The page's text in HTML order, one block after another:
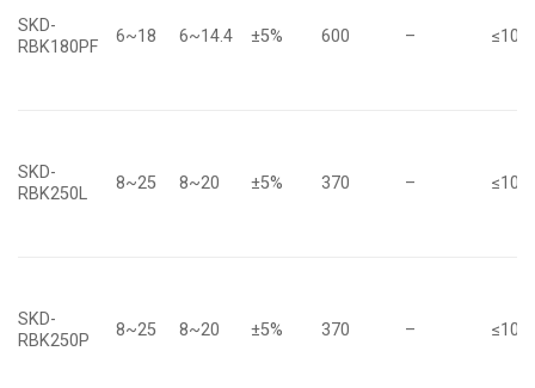
SKD-
RBK180PF
6~18 6~14.4 ±5% 600 – ≤10
SKD-
RBK250L
8~25 8~20 ±5% 370 – ≤10
SKD-
RBK250P
8~25 8~20 ±5% 370 – ≤10